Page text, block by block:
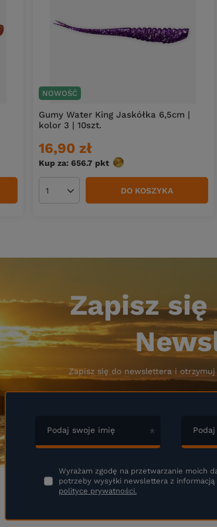
NOWOŚĆ
Gumy Water King Jaskółka 6,5cm |
kolor 3 | 10szt.
16,90 zł
Kup za: 656.7 pkt punktów
Ilość produktów DO KOSZYKA
Zapisz się
Zapisz się do newslettera i
Podaj swoje imię
Wyrażam zgodę na przetwarzanie moich
potrzeby wysyłki newslettera z
polityce prywatności.